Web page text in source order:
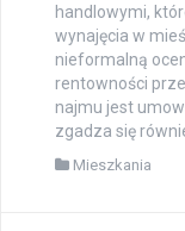
handlowymi,
wynajęcia w
nieformalną
rentowności
najmu jest
zgadza się
Mieszkania